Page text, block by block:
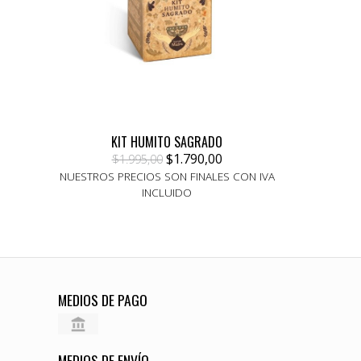
KIT HUMITO SAGRADO
$1.995,00$1.790,00
NUESTROS PRECIOS SON FINALES CON IVA
INCLUIDO
MEDIOS DE PAGO